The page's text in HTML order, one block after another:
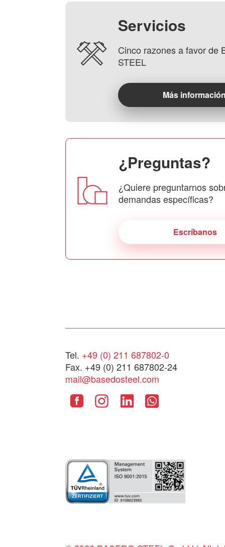
Servicios
Cinco razones a favor de
STEEL
Más
¿Preguntas?
¿Quiere preguntarnos
demandas específicas?
Escríbanos
Tel. +49 (0) 211 687802-0
Fax. +49 (0) 211 687802-24
mail@basedosteel.com